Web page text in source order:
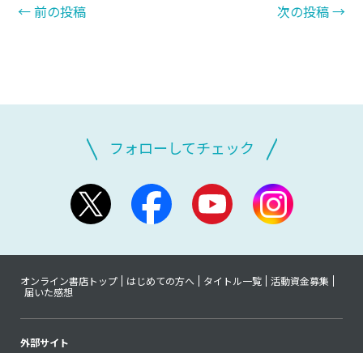
←前の投稿 次の投稿→
フォローしてチェック
オンライン書店トップ はじめての方へ タイトル一覧
活動資金募集
届いた感想
外部サイト